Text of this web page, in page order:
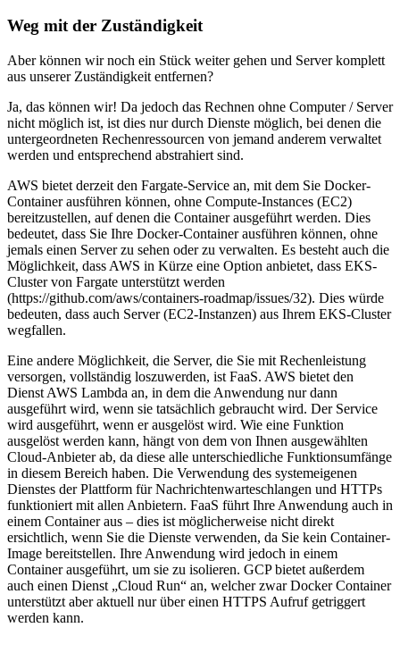
Weg mit der Zuständigkeit
Aber können wir noch ein Stück weiter gehen und Server komplett
aus unserer Zuständigkeit entfernen?
Ja, das können wir! Da jedoch das Rechnen ohne Computer / Server
nicht möglich ist, ist dies nur durch Dienste möglich, bei denen die
untergeordneten Rechenressourcen von jemand anderem verwaltet
werden und entsprechend abstrahiert sind.
AWS bietet derzeit den Fargate-Service an, mit dem Sie Docker-
Container ausführen können, ohne Compute-Instances (EC2)
bereitzustellen, auf denen die Container ausgeführt werden. Dies
bedeutet, dass Sie Ihre Docker-Container ausführen können, ohne
jemals einen Server zu sehen oder zu verwalten. Es besteht auch die
Möglichkeit, dass AWS in Kürze eine Option anbietet, dass EKS-
Cluster von Fargate unterstützt werden
(https://github.com/aws/containers-roadmap/issues/32). Dies würde
bedeuten, dass auch Server (EC2-Instanzen) aus Ihrem EKS-Cluster
wegfallen.
Eine andere Möglichkeit, die Server, die Sie mit Rechenleistung
versorgen, vollständig loszuwerden, ist FaaS. AWS bietet den
Dienst AWS Lambda an, in dem die Anwendung nur dann
ausgeführt wird, wenn sie tatsächlich gebraucht wird. Der Service
wird ausgeführt, wenn er ausgelöst wird. Wie eine Funktion
ausgelöst werden kann, hängt von dem von Ihnen ausgewählten
Cloud-Anbieter ab, da diese alle unterschiedliche Funktionsumfänge
in diesem Bereich haben. Die Verwendung des systemeigenen
Dienstes der Plattform für Nachrichtenwarteschlangen und HTTPs
funktioniert mit allen Anbietern. FaaS führt Ihre Anwendung auch in
einem Container aus – dies ist möglicherweise nicht direkt
ersichtlich, wenn Sie die Dienste verwenden, da Sie kein Container-
Image bereitstellen. Ihre Anwendung wird jedoch in einem
Container ausgeführt, um sie zu isolieren. GCP bietet außerdem
auch einen Dienst „Cloud Run“ an, welcher zwar Docker Container
unterstützt aber aktuell nur über einen HTTPS Aufruf getriggert
werden kann.